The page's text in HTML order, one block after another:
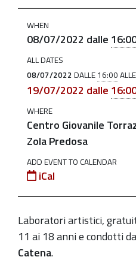
2022-
07-
08T16:00:00+02:00
2022-
07-
08T19:00:00+02:00
Due
appuntamenti
gratuiti
venerdì
e
19
luglio
2022
WHEN
08/07/2022 dalle
ALL DATES
08/07/2022 DALLE 16:00 ALLE
19/07/2022 dalle
WHERE
Centro Giovanile
Zola Predosa
ADD EVENT TO CALENDAR
iCal
Laboratori artistici,
11 ai 18 anni e condotti
Catena.